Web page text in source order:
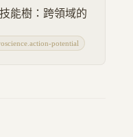
能樹：跨領域的
potential